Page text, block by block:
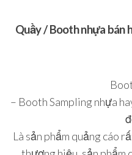
Quầy / Booth nhựa bán
– Booth Sampling nhựa
Là sản phẩm quảng cáo